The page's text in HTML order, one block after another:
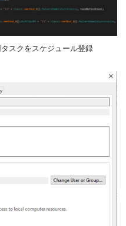
スクをスケジュール登録